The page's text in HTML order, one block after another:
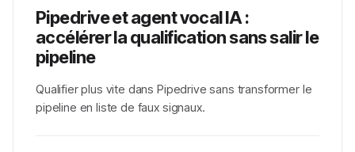
Pipedrive et agent vocal IA :
accélérer la qualification sans salir le
pipeline
Qualifier plus vite dans Pipedrive sans transformer le
pipeline en liste de faux signaux.